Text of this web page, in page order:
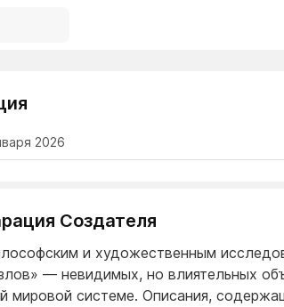
2026
Создателя
и художественным
— невидимых, но влиятельных
мировой системе. Описания,